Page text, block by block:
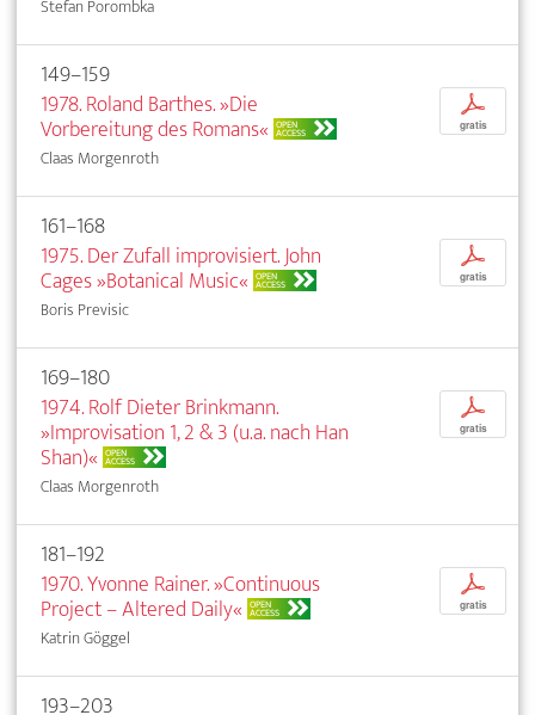
Stefan Porombka
149–159
1978. Roland Barthes. »Die
Vorbereitung des Romans« OPEN
ACCESS
Claas Morgenroth
p
gratis
161–168
1975. Der Zufall improvisiert. John
Cages »Botanical Music« OPEN
ACCESS
Boris Previsic
p
gratis
169–180
1974. Rolf Dieter Brinkmann.
»Improvisation 1, 2 & 3 (u.a. nach Han
Shan)« OPEN
ACCESS
Claas Morgenroth
p
gratis
181–192
1970. Yvonne Rainer. »Continuous
Project – Altered Daily« OPEN
ACCESS
Katrin Göggel
p
gratis
193–203